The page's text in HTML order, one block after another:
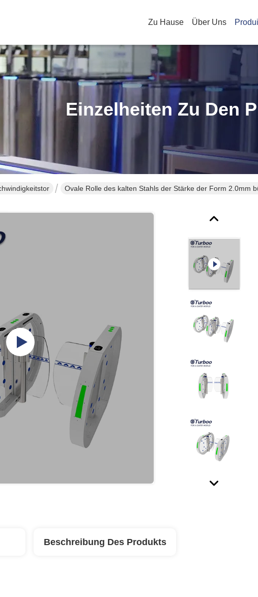
Zu Hause Über Uns
Einzelheiten Zu Den
Ovale Rolle des kalten Stahls der Stärke der Form 2.0mm
Beschreibung Des Produkts